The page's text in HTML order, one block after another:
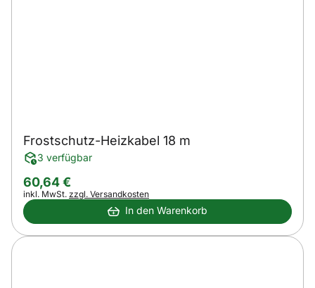
Frostschutz-Heizkabel 18 m
3 verfügbar
60,64€
Steuerhinweis:
inkl. MwSt. zzgl. Versandkosten
In den Warenkorb